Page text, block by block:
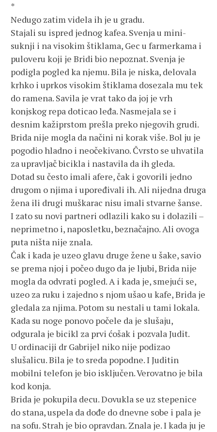
*
Nedugo zatim videla ih je u gradu.
Stajali su ispred jednog kafea. Svenja u mini-
suknji i na visokim štiklama, Gec u farmerkama i
puloveru koji je Bridi bio nepoznat. Svenja je
podigla pogled ka njemu. Bila je niska, delovala
krhko i uprkos visokim štiklama dosezala mu tek
do ramena. Savila je vrat tako da joj je vrh
konjskog repa doticao leđa. Nasmejala se i
desnim kažiprstom prešla preko njegovih grudi.
Brida nije mogla da načini ni korak više. Bol ju je
pogodio hladno i neočekivano. Čvrsto se uhvatila
za upravljač bicikla i nastavila da ih gleda.
Dotad su često imali afere, čak i govorili jedno
drugom o njima i upoređivali ih. Ali nijedna druga
žena ili drugi muškarac nisu imali stvarne šanse.
I zato su novi partneri odlazili kako su i dolazili –
neprimetno i, naposletku, beznačajno. Ali ovoga
puta ništa nije znala.
Čak i kada je uzeo glavu druge žene u šake, savio
se prema njoj i počeo dugo da je ljubi, Brida nije
mogla da odvrati pogled. A i kada je, smejući se,
uzeo za ruku i zajedno s njom ušao u kafe, Brida je
gledala za njima. Potom su nestali u tami lokala.
Kada su noge ponovo počele da je slušaju,
odgurala je bicikl za prvi ćošak i pozvala Judit.
U ordinaciji dr Gabrijel niko nije podizao
slušalicu. Bila je to sreda popodne. I Juditin
mobilni telefon je bio isključen. Verovatno je bila
kod konja.
Brida je pokupila decu. Dovukla se uz stepenice
do stana, uspela da dođe do dnevne sobe i pala je
na sofu. Strah je bio opravdan. Znala je. I kada ju je